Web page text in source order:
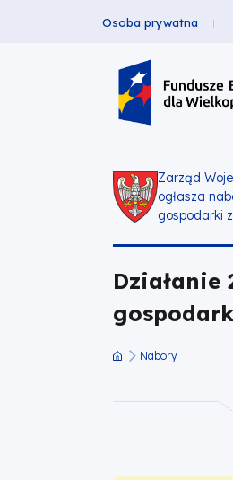
Wspieranie
transformacji
kierunku
gospodarki
Header
Top
Osoba prywatna
Zarząd
ogłasza
gospodarki
nawigacyjna
Nabory